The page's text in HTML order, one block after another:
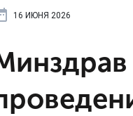
16 ИЮНЯ 2026